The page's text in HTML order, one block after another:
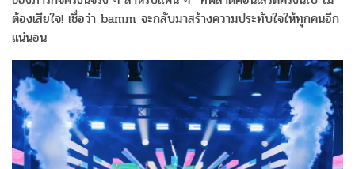
ต้องเสียใจ! เชื่อว่า bamm จะกลับมาสร้างความประทับใจให้ทุกคนอีก
แน่นอน